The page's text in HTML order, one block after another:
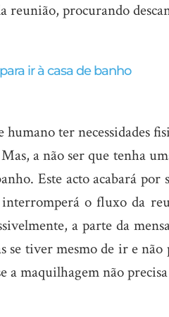
procurando
ir à casa de banho
ter necessidades
Mas, a não ser que tenha
Este acto acabará
o fluxo da
a parte da
se tiver mesmo de ir e
a maquilhagem não